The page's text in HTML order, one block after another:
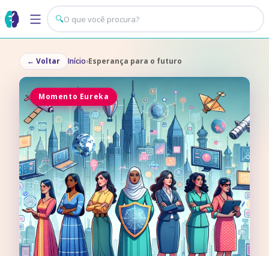
🔍
← Voltar Início›Esperança para o futuro
Momento Eureka